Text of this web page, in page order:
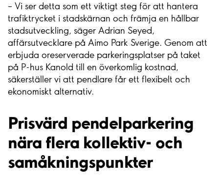
– Vi ser detta som ett viktigt steg för att hantera
trafiktrycket i stadskärnan och främja en hållbar
stadsutveckling, säger Adrian Seyed,
affärsutvecklare på Aimo Park Sverige. Genom att
erbjuda oreserverade parkeringsplatser på taket
på P-hus Kanold till en överkomlig kostnad,
säkerställer vi att pendlare får ett flexibelt och
ekonomiskt alternativ.
Prisvärd pendelparkering
nära flera kollektiv- och
samåkningspunkter